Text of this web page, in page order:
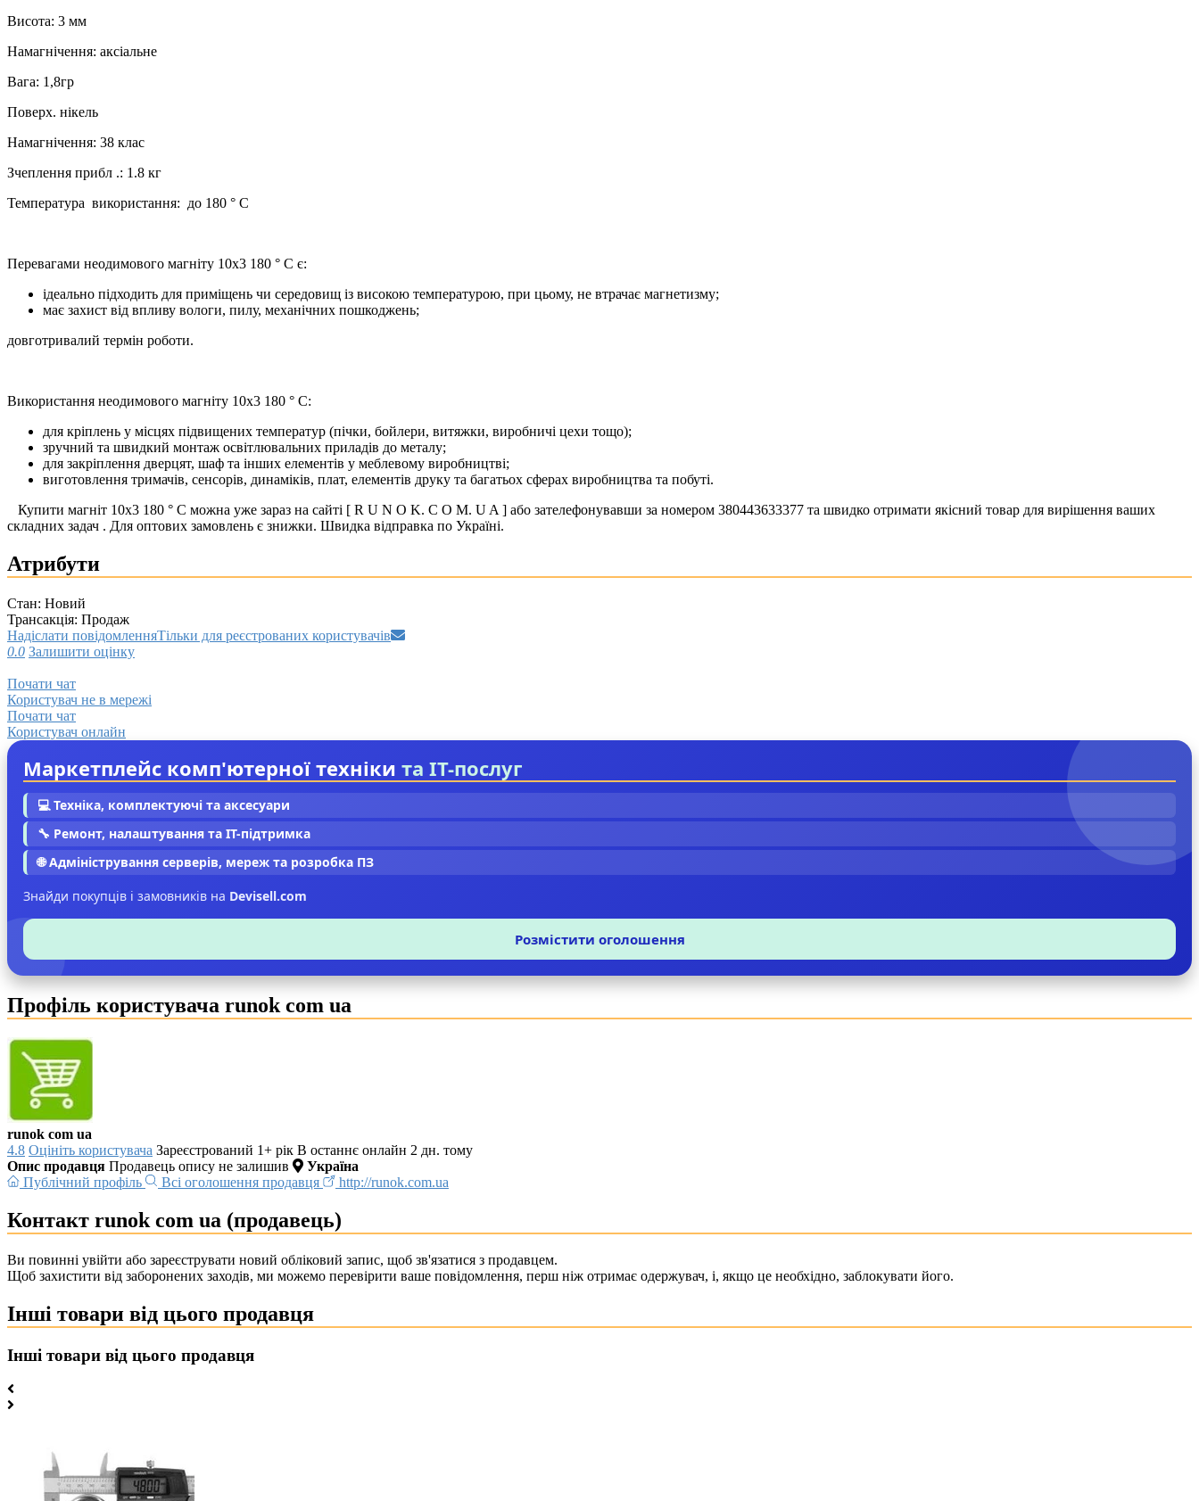
Висота: 3 мм
Намагнічення: аксіальне
Вага: 1,8гр
Поверх. нікель
Намагнічення: 38 клас
Зчеплення прибл .: 1.8 кг
Температура використання: до 180 ° C
Перевагами неодимового магніту 10х3 180 ° C є:
ідеально підходить для приміщень чи середовищ із високою температурою, при цьому, не втрачає магнетизму;
має захист від впливу вологи, пилу, механічних пошкоджень;
довготривалий термін роботи.
Використання неодимового магніту 10х3 180 ° C:
для кріплень у місцях підвищених температур (пічки, бойлери, витяжки, виробничі цехи тощо);
зручний та швидкий монтаж освітлювальних приладів до металу;
для закріплення дверцят, шаф та інших елементів у меблевому виробництві;
виготовлення тримачів, сенсорів, динаміків, плат, елементів друку та багатьох сферах виробництва та побуті.
Купити магніт 10х3 180 ° C можна уже зараз на сайті [ R U N O K. C O M. U A ] або зателефонувавши за номером 380443633377 та швидко отримати якісний товар для вирішення ваших
складних задач . Для оптових замовлень є знижки. Швидка відправка по Україні.
Атрибути
Стан: Новий
Трансакція: Продаж
Надіслати повідомленняТільки для реєстрованих користувачів
0.0 Залишити оцінку
Почати чат
Користувач не в мережі
Почати чат
Користувач онлайн
Маркетплейс комп'ютерної техніки та IT-послуг
💻 Техніка, комплектуючі та аксесуари
🔧 Ремонт, налаштування та IT-підтримка
🌐 Адміністрування серверів, мереж та розробка ПЗ
Знайди покупців і замовників на Devisell.com
Розмістити оголошення
Профіль користувача runok com ua
runok com ua
4.8 Оцініть користувача Зареєстрований 1+ рік В останнє онлайн 2 дн. тому
Опис продавця Продавець опису не залишив
Україна
Публічний профіль
Всі оголошення продавця http://runok.com.ua
Контакт runok com ua (продавець)
Ви повинні увійти або зареєструвати новий обліковий запис, щоб зв'язатися з продавцем.
Щоб захистити від заборонених заходів, ми можемо перевірити ваше повідомлення, перш ніж отримає одержувач, і, якщо це необхідно, заблокувати його.
Інші товари від цього продавця
Інші товари від цього продавця